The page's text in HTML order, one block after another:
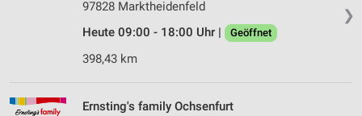
❯
97828 Marktheidenfeld
Heute 09:00 - 18:00 Uhr |
Geöffnet
398,43 km
Ernsting's family Ochsenfurt